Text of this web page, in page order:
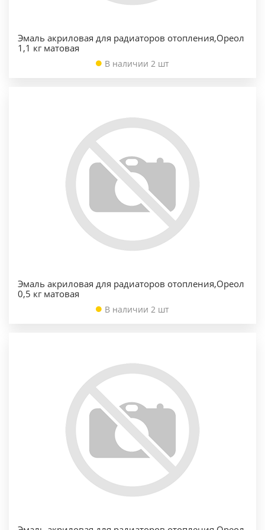
Эмаль акриловая для радиаторов отопления,Ореол
1,1 кг матовая
В наличии 2 шт
Эмаль акриловая для радиаторов отопления,Ореол
0,5 кг матовая
В наличии 2 шт